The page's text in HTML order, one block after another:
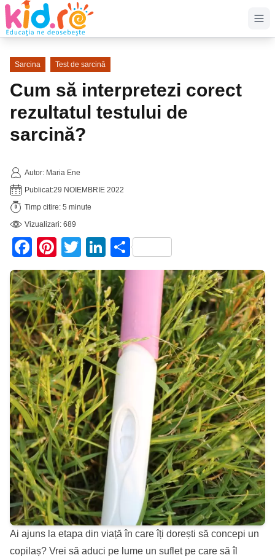
Sarcina Test de sarcină
Cum să interpretezi corect
rezultatul testului de
sarcină?
Autor: Maria Ene
Publicat:29 NOIEMBRIE 2022
Timp citire: 5 minute
Vizualizari: 689
Facebook
Pinterest
TwitterLinkedIn
Partajează
Ai ajuns la etapa din viață în care îți dorești să concepi un
copilaș? Vrei să aduci pe lume un suflet pe care să îl